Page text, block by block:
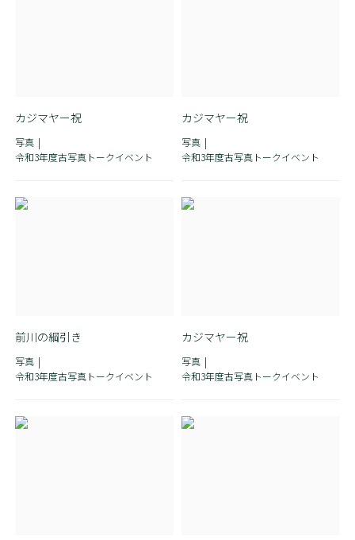
カジマヤー祝
写真
令和3年度古写真トークイベント
カジマヤー祝
写真
令和3年度古写真トークイベント
前川の綱引き
写真
令和3年度古写真トークイベント
カジマヤー祝
写真
令和3年度古写真トークイベント